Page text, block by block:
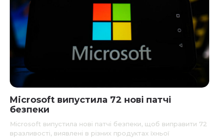
Microsoft випустила 72 нові патчі
безпеки
Microsoft випустила нові патчі безпеки, щоб виправити 72
вразливості, виявлені в різних продуктах їхньої